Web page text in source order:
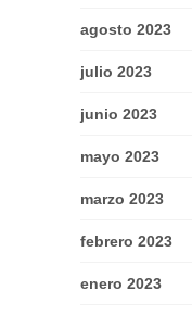
agosto 2023
julio 2023
junio 2023
mayo 2023
marzo 2023
febrero 2023
enero 2023